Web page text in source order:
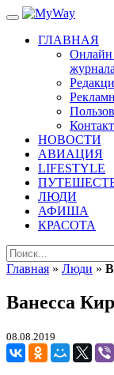
ГЛАВНАЯ
Онлайн
журнала
НОВОСТИ
АВИАЦИЯ
LIFESTYLE
ЛЮДИ
АФИША
КРАСОТА
Главная » Люди »
Ванесса
08.08.2019